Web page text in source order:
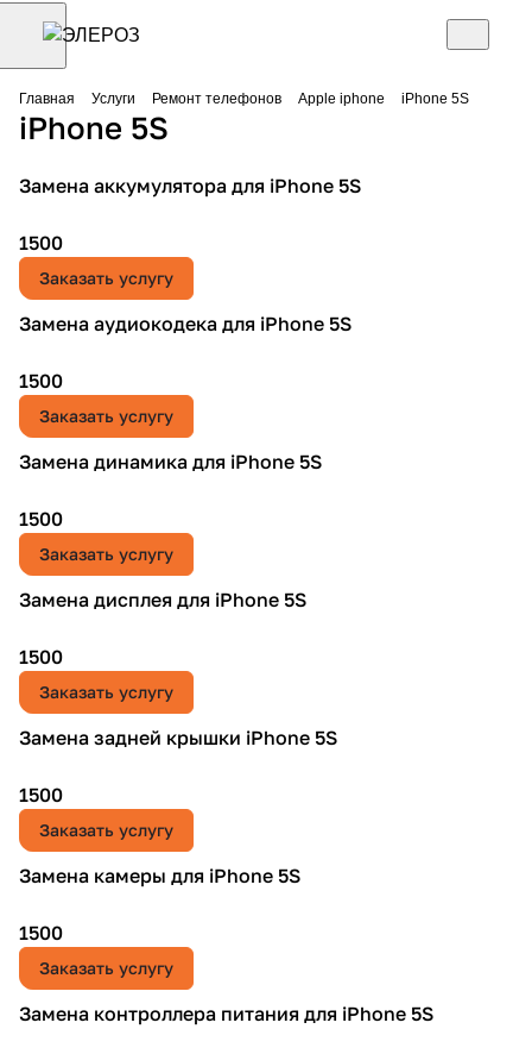
Главная Услуги Ремонт телефонов Apple iphone iPhone 5S
iPhone 5S
Замена аккумулятора для iPhone 5S
1500
Заказать услугу
Замена аудиокодека для iPhone 5S
1500
Заказать услугу
Замена динамика для iPhone 5S
1500
Заказать услугу
Замена дисплея для iPhone 5S
1500
Заказать услугу
Замена задней крышки iPhone 5S
1500
Заказать услугу
Замена камеры для iPhone 5S
1500
Заказать услугу
Замена контроллера питания для iPhone 5S